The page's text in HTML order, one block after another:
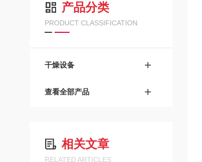
产品分类
PRODUCT CLASSIFICATION
干燥设备
查看全部产品
相关文章
RELATED ARTICLES